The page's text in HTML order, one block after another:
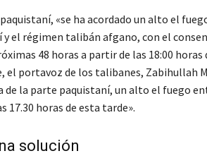
«se ha acordado un alto el
el régimen talibán afgano, con el
48 horas a partir de las 18:00 horas
el portavoz de los talibanes, Zabihullah
de la parte paquistaní, un alto el fuego
17.30 horas de esta tarde».
solución